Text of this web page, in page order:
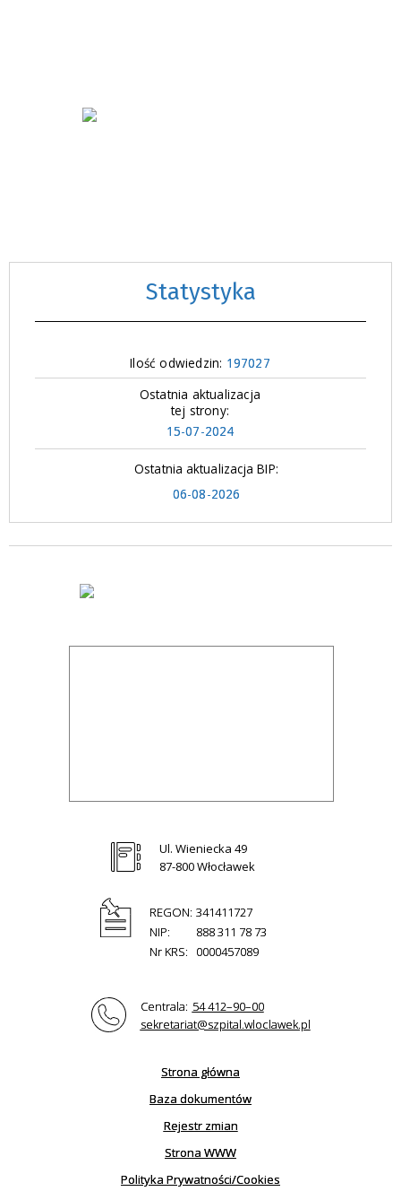
Statystyka
Ilość odwiedzin: 197027
Ostatnia aktualizacja
tej strony:
15-07-2024
Ostatnia aktualizacja BIP:
06-08-2026
Ul. Wieniecka 49
87-800 Włocławek
REGON: 341411727
NIP:
888 311 78 73
Nr KRS:
0000457089
Centrala: 54 412–90–00
sekretariat@szpital.wloclawek.pl
Strona główna
Baza dokumentów
Rejestr zmian
Strona WWW
Polityka Prywatności/Cookies